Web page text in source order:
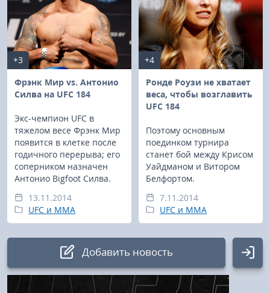
+3
Фрэнк Мир vs. Антонио
Силва на UFC 184
Экс-чемпион UFC в
тяжелом весе Фрэнк Мир
появится в клетке после
годичного перерыва; его
соперником назначен
Антонио Bigfoot Силва.
13.11.2014
UFC и MMA
+4
Ронде Роузи не хватает
веса, чтобы возглавить
UFC 184
Поэтому основным
поединком турнира
станет бой между Крисом
Уайдманом и Витором
Белфортом.
7.11.2014
UFC и MMA
Добавить новость
Авторизация